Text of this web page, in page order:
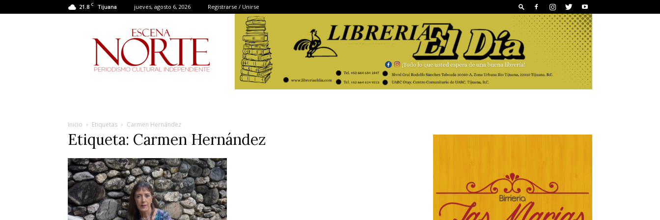
21.8 C Tijuana jueves, agosto 6, 2026 Registrarse / Unirse
Norte
Inicio Etiquetas Carmen Hernández
Etiqueta: Carmen Hernández